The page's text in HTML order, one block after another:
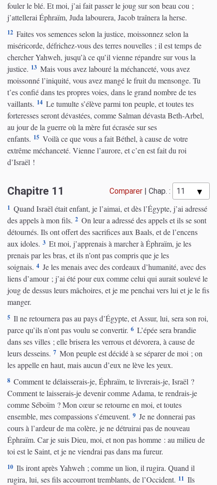
fouler le blé. Et moi, j’ai fait passer le joug sur son beau cou ;
j’attellerai Éphraïm, Juda labourera, Jacob traînera la herse.
12 Faites vos semences selon la justice, moissonnez selon la
miséricorde, défrichez-vous des terres nouvelles ; il est temps de
chercher Yahweh, jusqu’à ce qu’il vienne répandre sur vous la
justice. 13 Mais vous avez labouré la méchanceté, vous avez
moissonné l’iniquité, vous avez mangé le fruit du mensonge. Tu
t’es confié dans tes propres voies, dans le grand nombre de tes
vaillants. 14 Le tumulte s’élève parmi ton peuple, et toutes tes
forteresses seront dévastées, comme Salman dévasta Beth-Arbel,
au jour de la guerre où la mère fut écrasée sur ses
enfants. 15 Voilà ce que vous a fait Béthel, à cause de votre
extrême méchanceté. Vienne l’aurore, et c’en est fait du roi
d’Israël !
Chapitre 11 Comparer | Chap. :
1 Quand Israël était enfant, je l’aimai, et dès l’Égypte, j’ai adressé
des appels à mon fils. 2 On leur a adressé des appels et ils se sont
détournés. Ils ont offert des sacrifices aux Baals, et de l’encens
aux idoles. 3 Et moi, j’apprenais à marcher à Éphraïm, je les
prenais par les bras, et ils n’ont pas compris que je les
soignais. 4 Je les menais avec des cordeaux d’humanité, avec des
liens d’amour ; j’ai été pour eux comme celui qui aurait soulevé le
joug de dessus leurs mâchoires, et je me penchai vers lui et je le fis
manger.
5 Il ne retournera pas au pays d’Égypte, et Assur, lui, sera son roi,
parce qu’ils n’ont pas voulu se convertir. 6 L’épée sera brandie
dans ses villes ; elle brisera les verrous et dévorera, à cause de
leurs desseins. 7 Mon peuple est décidé à se séparer de moi ; on
les appelle en haut, mais aucun d’eux ne lève les yeux.
8 Comment te délaisserais-je, Éphraïm, te livrerais-je, Israël ?
Comment te laisserais-je devenir comme Adama, te rendrais-je
comme Séboïm ? Mon cœur se retourne en moi, et toutes
ensemble, mes compassions s’émeuvent. 9 Je ne donnerai pas
cours à l’ardeur de ma colère, je ne détruirai pas de nouveau
Éphraïm. Car je suis Dieu, moi, et non pas homme : au milieu de
toi est le Saint, et je ne viendrai pas dans ma fureur.
10 Ils iront après Yahweh ; comme un lion, il rugira. Quand il
rugira, lui, ses fils accourront tremblants, de l’Occident. 11 Ils